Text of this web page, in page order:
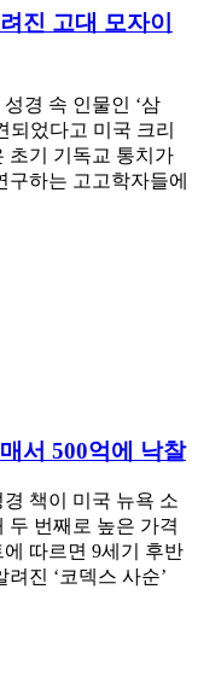
진 고대 모자이
경 속 인물인 ‘삼
되었다고 미국 크리
초기 기독교 통치가
하는 고고학자들에
서 500억에 낙찰
책이 미국 뉴욕 소
두 번째로 높은 가격
따르면 9세기 후반
진 ‘코덱스 사순’